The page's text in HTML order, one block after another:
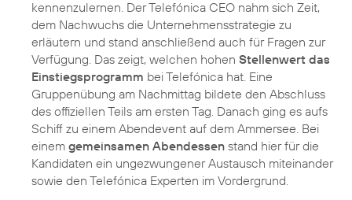
kennenzulernen. Der Telefónica CEO nahm sich Zeit,
dem Nachwuchs die Unternehmensstrategie zu
erläutern und stand anschließend auch für Fragen zur
Verfügung. Das zeigt, welchen hohen Stellenwert das
Einstiegsprogramm bei Telefónica hat. Eine
Gruppenübung am Nachmittag bildete den Abschluss
des offiziellen Teils am ersten Tag. Danach ging es aufs
Schiff zu einem Abendevent auf dem Ammersee. Bei
einem gemeinsamen Abendessen stand hier für die
Kandidaten ein ungezwungener Austausch miteinander
sowie den Telefónica Experten im Vordergrund.